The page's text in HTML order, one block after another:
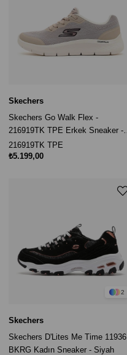
Skechers
Skechers Go Walk Flex -
216919TK TPE Erkek Sneaker -
Bej
216919TK TPE
₺5.199,00
2
Skechers
Skechers D'Lites Me Time 11936
BKRG Kadın Sneaker - Siyah